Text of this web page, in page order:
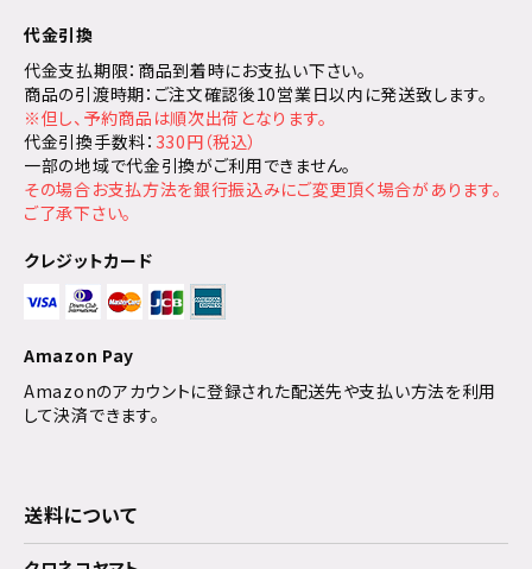
代金引換
代金支払期限：商品到着時にお支払い下さい。
商品の引渡時期：ご注文確認後10営業日以内に発送致します。
※但し、予約商品は順次出荷となります。
代金引換手数料： 330円（税込）
一部の地域で代金引換がご利用できません。
その場合お支払方法を銀行振込みにご変更頂く場合があります。
ご了承下さい。
クレジットカード
Amazon Pay
Amazonのアカウントに登録された配送先や支払い方法を利用
して決済できます。
送料について